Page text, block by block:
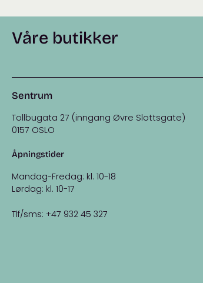
Våre butikker
Sentrum
Tollbugata 27 (inngang Øvre Slottsgate)
0157 OSLO
Åpningstider
Mandag-Fredag: kl. 10-18
Lørdag: kl. 10-17
Tlf/sms: +47 932 45 327